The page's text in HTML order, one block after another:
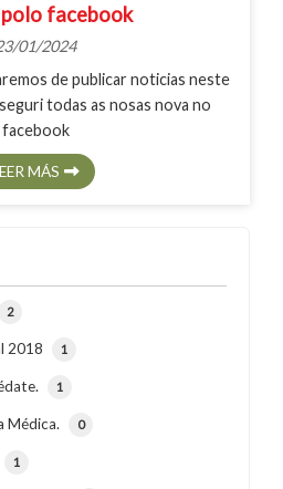
2
2018 1
1
Médica. 0
1
facebook
01/2024
de publicar noticias neste
todas as nosas nova no
facebook
MÁS